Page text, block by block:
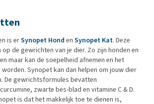
is erSynopet Hond en Synopet Kat. Deze
de gewrichten van je dier. Zo zijn honden en
maar kan de soepelheid afnemen en het
Synopet kan dan helpen om jouw dier
De gewrichtsformules bevatten
zwarte bes-blad en vitamine C & D.
is dat het makkelijk toe te dienen is,